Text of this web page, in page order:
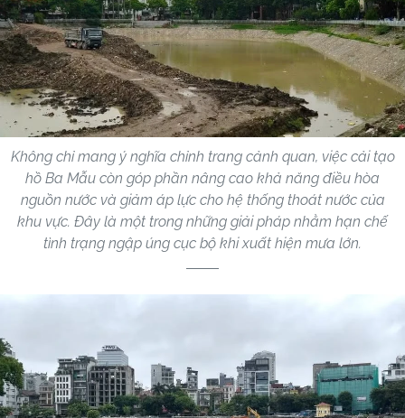
Không chỉ mang ý nghĩa chỉnh trang cảnh quan, việc cải tạo
hồ Ba Mẫu còn góp phần nâng cao khả năng điều hòa
nguồn nước và giảm áp lực cho hệ thống thoát nước của
khu vực. Đây là một trong những giải pháp nhằm hạn chế
tình trạng ngập úng cục bộ khi xuất hiện mưa lớn.